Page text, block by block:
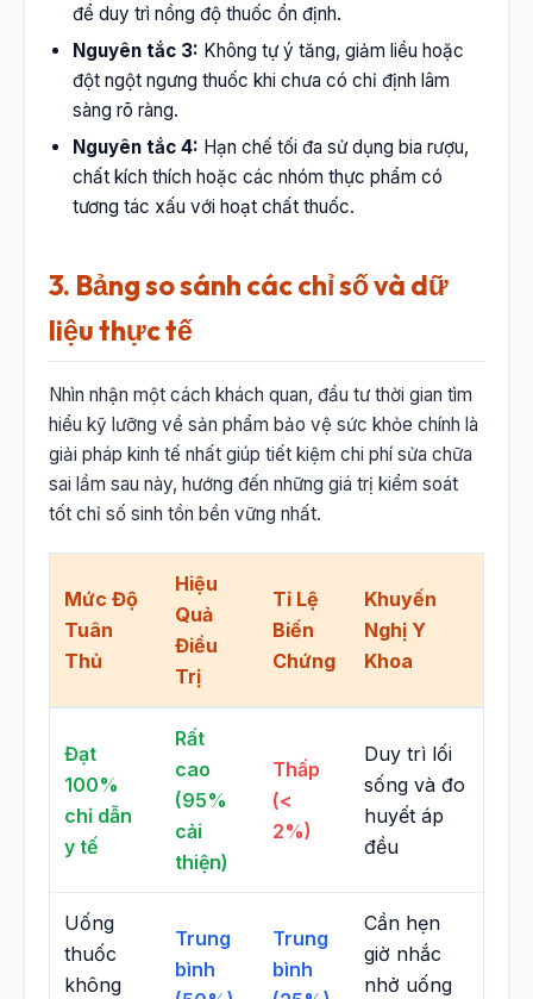
để duy trì nồng độ thuốc ổn định.
Nguyên tắc 3: Không tự ý tăng, giảm liều hoặc
đột ngột ngưng thuốc khi chưa có chỉ định lâm
sàng rõ ràng.
Nguyên tắc 4: Hạn chế tối đa sử dụng bia rượu,
chất kích thích hoặc các nhóm thực phẩm có
tương tác xấu với hoạt chất thuốc.
3. Bảng so sánh các chỉ số và dữ
liệu thực tế
Nhìn nhận một cách khách quan, đầu tư thời gian tìm
hiểu kỹ lưỡng về sản phẩm bảo vệ sức khỏe chính là
giải pháp kinh tế nhất giúp tiết kiệm chi phí sửa chữa
sai lầm sau này, hướng đến những giá trị kiểm soát
tốt chỉ số sinh tồn bền vững nhất.
Mức Độ
Tuân
Thủ
Hiệu
Quả
Điều
Trị
Tỉ Lệ
Biến
Chứng
Khuyến
Nghị Y
Khoa
Đạt
100%
chỉ dẫn
y tế
Rất
cao
(95%
cải
thiện)
Thấp
(<
2%)
Duy trì lối
sống và đo
huyết áp
đều
Uống
thuốc
không
Trung
bình
Trung
bình
Cần hẹn
giờ nhắc
nhở uống